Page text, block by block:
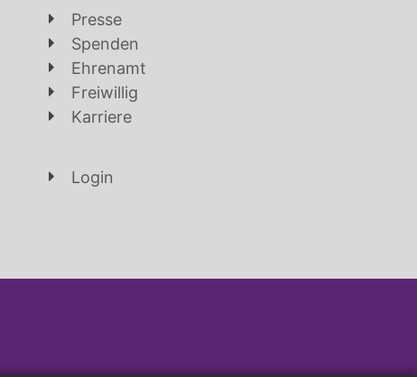
Presse
Spenden
Ehrenamt
Freiwillig
Karriere
Login